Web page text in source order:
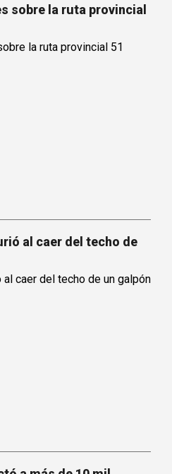
sobre la ruta provincial
al caer del techo de